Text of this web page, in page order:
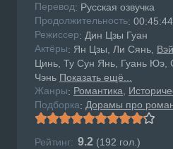
Перевод: Русская озвучка
Продолжительность: 00:45:44
Режисcер: Дин Цзы Гуан
Актёры: Ян Цзы, Ли Сянь,
Цинь, Ту Сун Янь, Гуань
Чэнь Показать ещё...
Жанры: Романтика
Подборка: Дорамы про
Рейтинг: 9.2 (192 гол.)